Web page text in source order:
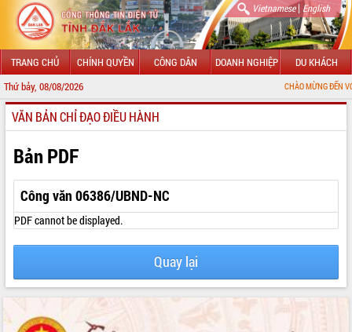
Vietnamese| English
TRANG CHỦ CHÍNH QUYỀN CÔNG DÂN DOANH NGHIỆP DU KHÁCH
Thứ bảy, 08/08/2026 CHÀO MỪNG ĐẾN VỚI CỔNG
GIỚI THIỆU
LÃNH ĐẠO UBND TỈNH
TIN TỨC SỰ KIỆN
SỞ, BAN, NGÀNH
UBND CÁC XÃ, PHƯỜNG
THÔNG TIN CHỈ ĐẠO ĐIỀU HÀNH
VĂN BẢN CHỈ ĐẠO ĐIỀU HÀNH
Bản PDF
Công văn 06386/UBND-NC
PDF cannot be displayed.
Quay lại